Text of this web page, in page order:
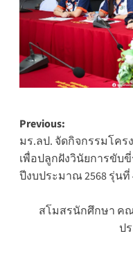
Post
navigation
Previous:
มร.ลป. จัดกิจกรรมโคร
เพื่อปลูกฝังวินัยการขับ
ปีงบประมาณ 2568 รุ่นที่
สโมสรนักศึกษา ค
ป